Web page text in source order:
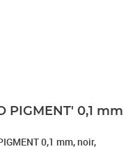
PIGMENT' 0,1 mm
0,1 mm, noir,